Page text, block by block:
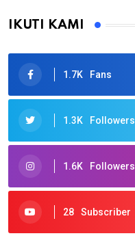
IKUTI KAMI
1.7K Fans
1.3K Followers
1.6K Followers
28 Subscriber